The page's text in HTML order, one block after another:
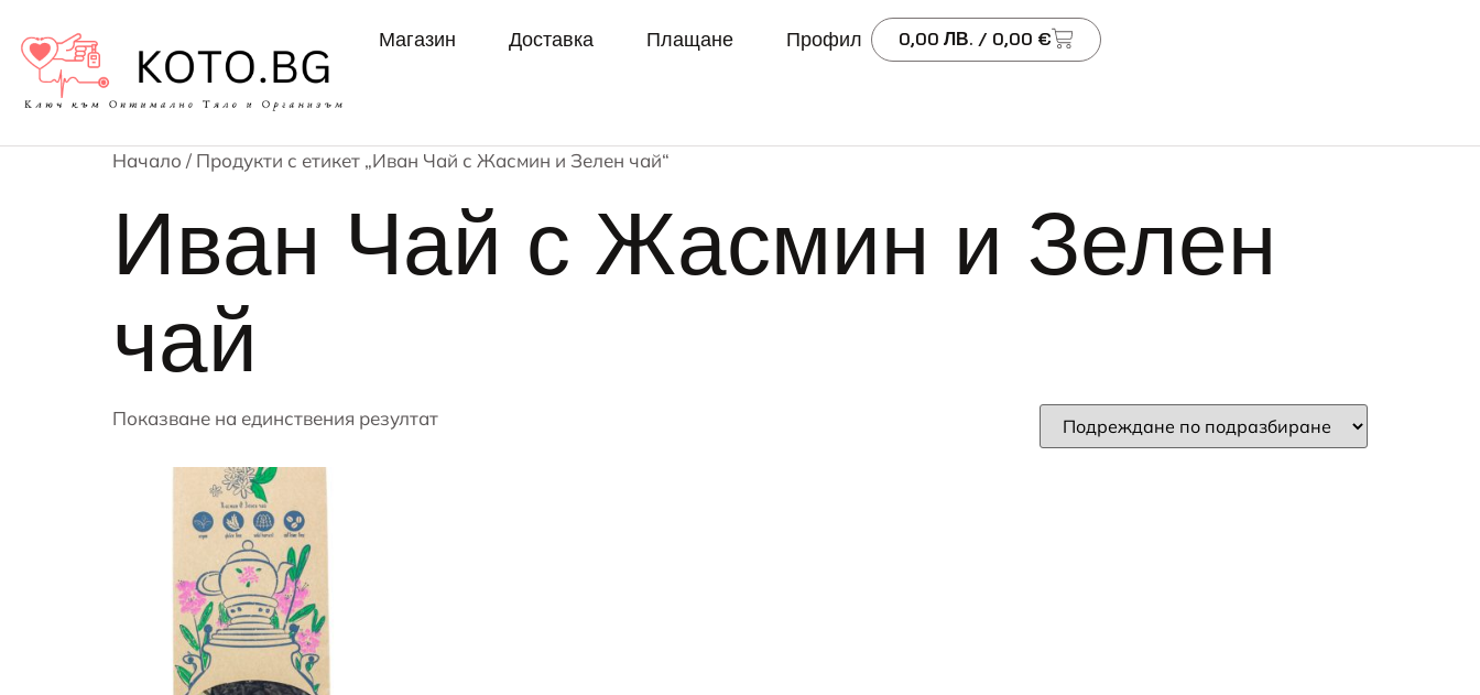
Магазин Доставка Плащане Профил 0,00 ЛВ. / 0,00 €
Начало / Продукти с етикет „Иван Чай с Жасмин и Зелен чай“
Иван Чай с Жасмин и Зелен
чай
Показване на единствения резултат